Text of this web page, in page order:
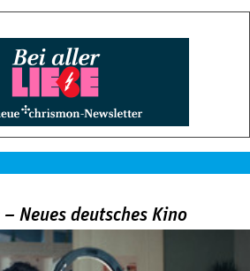
Neues deutsches Kino